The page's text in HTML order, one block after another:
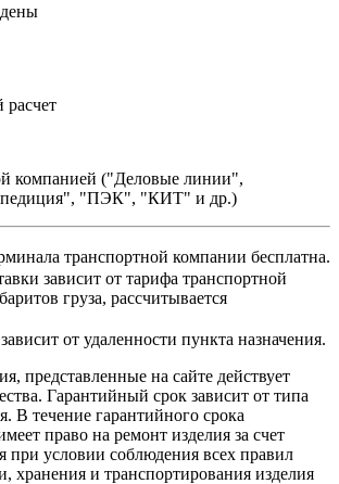
расчет
компанией ("Деловые линии",
"ПЭК", "КИТ" и др.)
транспортной компании бесплатна.
зависит от тарифа транспортной
груза, рассчитывается
от удаленности пункта назначения.
представленные на сайте действует
Гарантийный срок зависит от типа
В течение гарантийного срока
право на ремонт изделия за счет
при условии соблюдения всех правил
хранения и транспортирования изделия